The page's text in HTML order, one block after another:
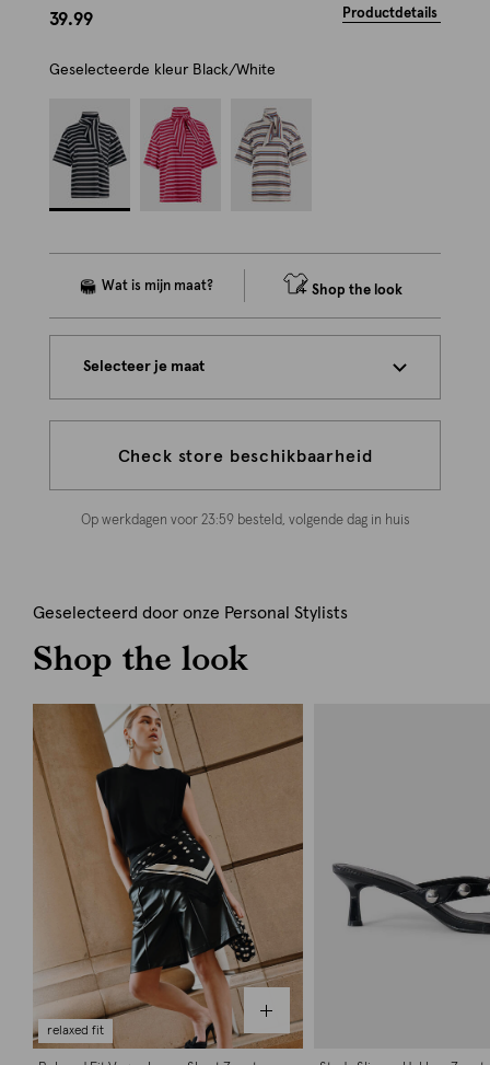
39.99 Productdetails
Geselecteerde kleur Black/White
Shop the look
Selecteer je maat
Check store beschikbaarheid
Op werkdagen voor 23:59 besteld, volgende dag in huis
Geselecteerd door onze Personal Stylists
Shop the look
relaxed fit